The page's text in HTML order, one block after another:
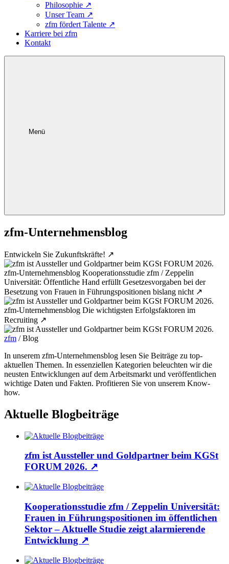
Philosophie ↗
Unser Team ↗
zfm fördert Talente ↗
Karriere bei zfm
Kontakt
Menü
zfm-Unternehmensblog
Entwickeln Sie Zukunftskräfte! ↗
zfm-Unternehmensblog Kooperationsstudie zfm / Zeppelin
Universität: Öffentliche Hand erfüllt Gesetzesvorgaben bei der
Besetzung von Frauen in Führungspositionen bislang nicht ↗
zfm-Unternehmensblog Die wichtigsten Erfolgsfaktoren im
Recruiting ↗
zfm /Blog
In unserem zfm-Unternehmensblog lesen Sie Beiträge zu top-
aktuellen Themen. In essenziellen Kategorien beleuchten wir die
neusten Entwicklungen auf dem Arbeitsmarkt und veröffentlichen
wichtige Daten und Fakten. Profitieren Sie von unserem Know-
how.
Aktuelle Blogbeiträge
zfm ist Aussteller und Goldpartner beim KGSt
FORUM 2026. ↗
Kooperationsstudie zfm / Zeppelin Universität:
Frauen in Führungspositionen im öffentlichen
Sektor – Aktuelle Studie zeigt alarmierende
Entwicklung ↗